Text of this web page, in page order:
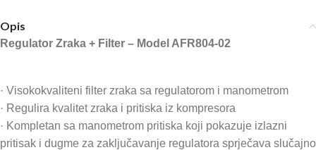
Opis
Regulator Zraka + Filter – Model AFR804-02
· Visokokvaliteni filter zraka sa regulatorom i manometrom
· Regulira kvalitet zraka i pritiska iz kompresora
· Kompletan sa manometrom pritiska koji pokazuje izlazni
pritisak i dugme za zaključavanje regulatora sprječava slučajno